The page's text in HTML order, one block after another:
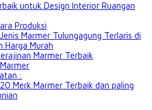
untuk Design Interior Ruangan
Produksi
Marmer Tulungagung Terlaris di
Harga Murah
Marmer Terbaik
:
Merk Marmer Terbaik dan paling